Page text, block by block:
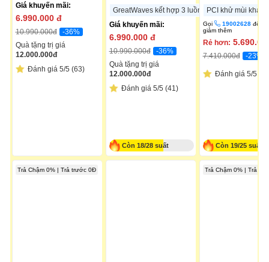
CH10PCASV
Giá khuyến mãi:
6.990.000 đ
10.990.000đ
-36%
Quà tặng trị giá
12.000.000đ
Đánh giá 5/5 (63)
Trả Chậm 0% | Trả trước 0Đ
DM1400LV(MK)
GreatWaves kết hợp 3 luồng nước
Giá khuyến mãi:
6.990.000 đ
10.990.000đ
-36%
Quà tặng trị giá
12.000.000đ
Đánh giá 5/5 (41)
Còn 18/28 suất
PCI khử mùi
Gọi 19002628để
giảm thêm
Rẻ hơn:
7.410.000đ -23%
Đánh giá 5/5
Còn 19/25 suất
Trả Chậm 0% | Trả